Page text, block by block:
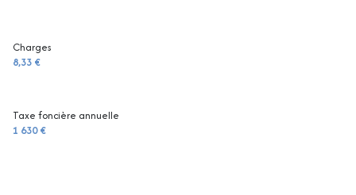
Charges
8,33 €
Taxe foncière annuelle
1 630 €